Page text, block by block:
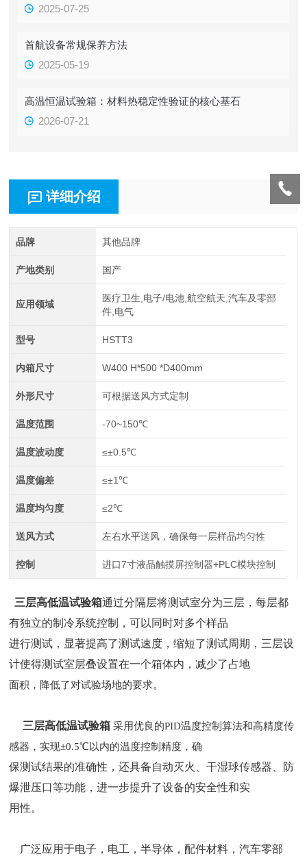
2025-07-25
首航设备常规保养方法
2025-05-19
高温恒温试验箱：材料热稳定性验证的核心基石
2026-07-21
详细介绍
品牌 其他品牌
产地类别 国产
应用领域
医疗卫生,电子/电池,航空航天,汽车及零部
件,电气
型号 HSTT3
内箱尺寸 W400 H*500 *D400mm
外形尺寸 可根据送风方式定制
温度范围 -70~150℃
温度波动度 ≤±0.5℃
温度偏差 ≤±1℃
温度均匀度 ≤2℃
送风方式 左右水平送风，确保每一层样品均匀性
控制 进口7寸液晶触摸屏控制器+PLC模块控制
三层高低温试验箱通过分隔层将测试室分为三层，每层都
有独立的制冷系统控制，可以同时对多个样品
进行测试，显著提高了测试速度，缩短了测试周期‌， 三层设
计使得测试室层叠设置在一个箱体内，减少了占地
面积，降低了对试验场地的要求‌。
三层高低温试验箱 采用优良的PID温度控制算法和高精度传
感器，实现±0.5℃以内的温度控制精度，确
保测试结果的准确性‌，还具备自动灭火、干湿球传感器、防
爆泄压口等功能，进一步提升了设备的安全性和实
用性‌。
广泛应用于电子，电工，半导体，配件材料，汽车零部